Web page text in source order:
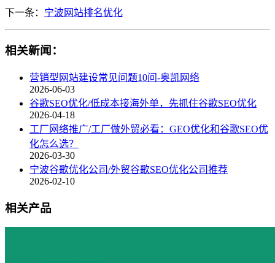
下一条： 宁波网站排名优化
相关新闻：
营销型网站建设常见问题10问-奥凯网络
2026-06-03
谷歌SEO优化/低成本接海外单，先抓住谷歌SEO优化
2026-04-18
工厂网络推广/工厂做外贸必看：GEO优化和谷歌SEO优
化怎么选？
2026-03-30
宁波谷歌优化公司/外贸谷歌SEO优化公司推荐
2026-02-10
相关产品